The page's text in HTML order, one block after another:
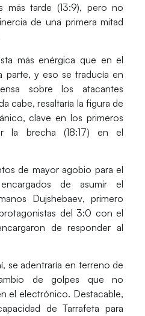
más tarde (13:9), pero no
de una primera mitad
más enérgica que en el
parte, y eso se traducía en
sobre los atacantes
cabe, resaltaría la figura de
clave en los primeros
la brecha (18:17) en el
de mayor agobio para el
de asumir el
Dujshebaev, primero
del 3:0 con el
de responder al
se adentraría en terreno de
de golpes que no
el electrónico. Destacable,
deTarrafetapara